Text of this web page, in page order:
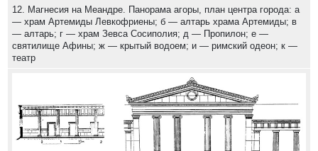
12. Магнесия на Меандре. Панорама агоры, план центра города: а
— храм Артемиды Левкофриены; б — алтарь храма Артемиды; в
— алтарь; г — храм Зевса Сосиполия; д — Пропилон; е —
святилище Афины; ж — крытый водоем; и — римский одеон; к —
театр